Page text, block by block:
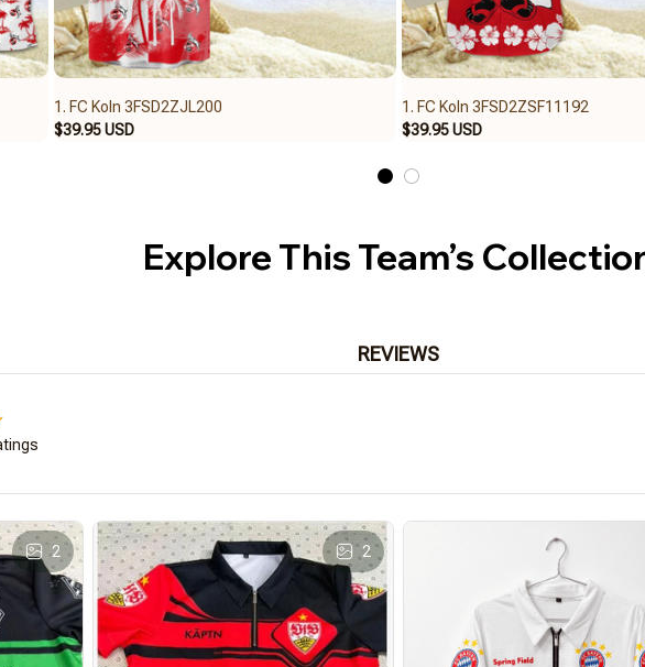
1. FC Koln 3FSD2ZJL200
$39.95 USD
1. FC Koln 3FSD2ZSF11192
$39.95 USD
Explore This Team’s
REVIEWS
2 2